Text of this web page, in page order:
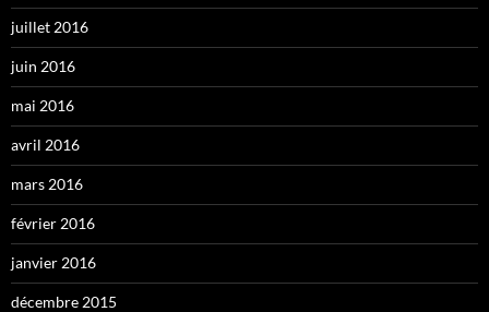
juillet 2016
juin 2016
mai 2016
avril 2016
mars 2016
février 2016
janvier 2016
décembre 2015